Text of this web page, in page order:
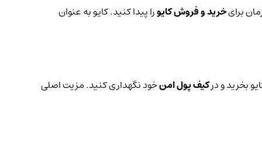
برایخرید و فروش کایورا پیدا کنید. کایو به عنوان
بخرید و درکیف پول امنخود نگهداری کنید. مزیت اصلی